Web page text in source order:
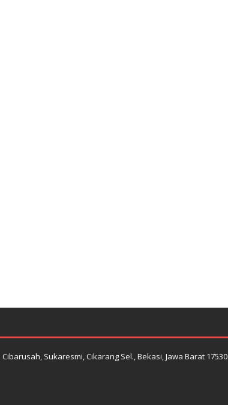
Cibarusah, Sukaresmi, Cikarang Sel., Bekasi, Jawa Barat 17530